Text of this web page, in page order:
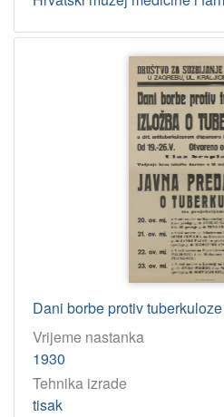
Dani borbe protiv
Vrijeme nastanka
1930
Tehnika izrade
tisak